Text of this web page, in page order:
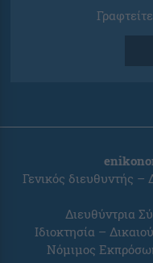
Γενικός διευθυντής –
Διευθύντρια
Ιδιοκτησία –
Νόμιμος